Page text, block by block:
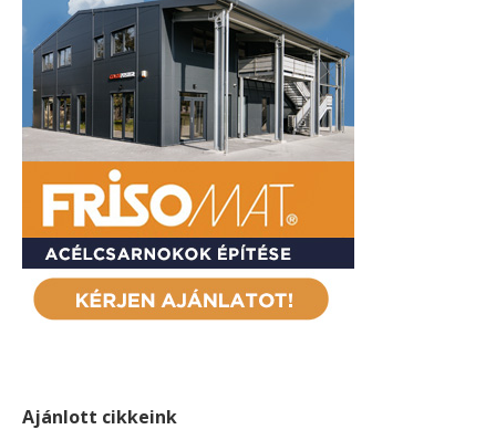
Ajánlott cikkeink